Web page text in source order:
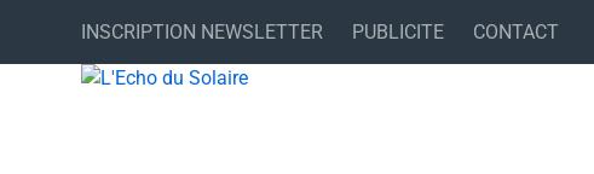
INSCRIPTION NEWSLETTER PUBLICITE CONTACT